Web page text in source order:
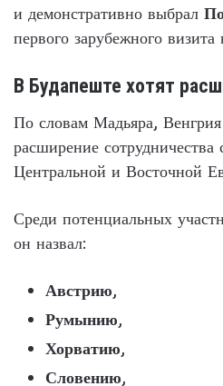
и демонстративно выбрал
первого зарубежного визита
В Будапеште хотят
По словам Мадьяра, Венгрия
расширение
Центральной и Восточной
Среди потенциальных
он назвал:
Австрию,
Румынию,
Хорватию,
Словению,